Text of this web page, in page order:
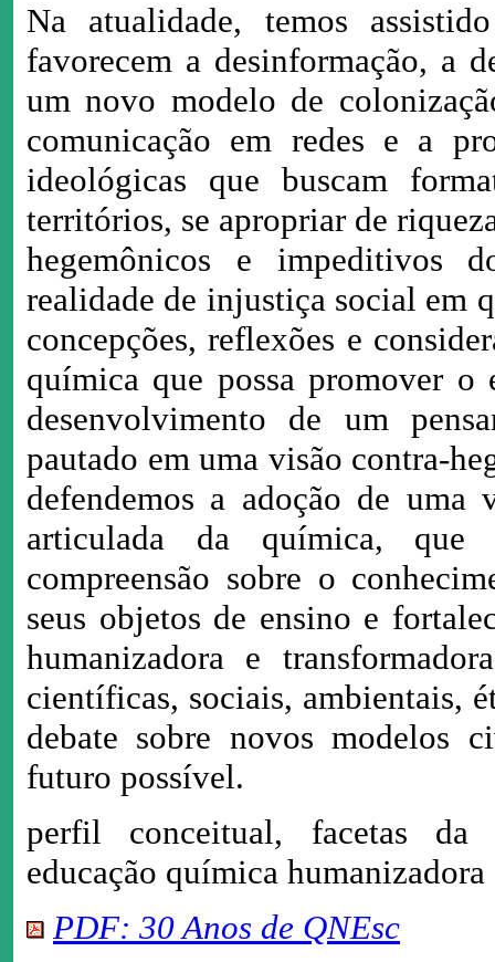
Na atualidade, temos
favorecem a desinformação, a
um novo modelo de
comunicação em redes e a
ideológicas que buscam
territórios, se apropriar de
hegemônicos e impeditivos
realidade de injustiça social em
concepções, reflexões e
química que possa promover o
desenvolvimento de um
pautado em uma visão contra-
defendemos a adoção de uma
articulada da química, que
compreensão sobre o
seus objetos de ensino e
humanizadora e
científicas, sociais, ambientais,
debate sobre novos modelos
futuro possível.
perfil conceitual, facetas da
educação química
PDF: 30 Anos de QNEsc